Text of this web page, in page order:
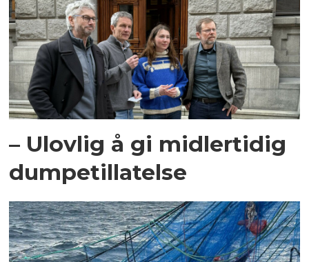
– Ulovlig å gi midlertidig
dumpetillatelse